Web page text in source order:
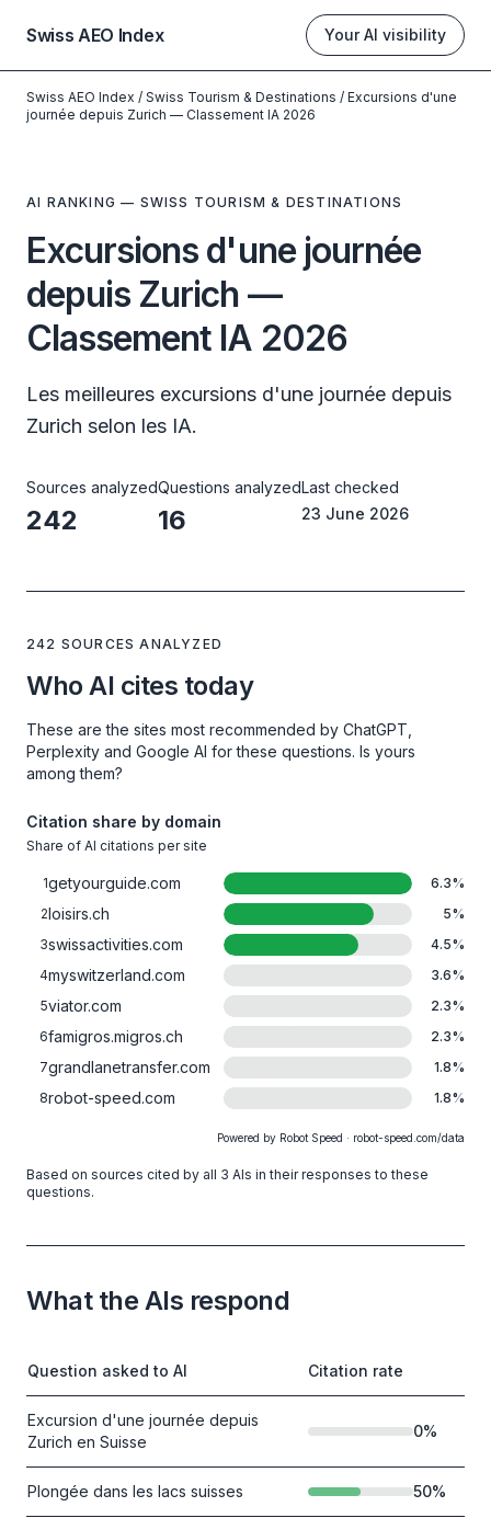
Swiss AEO Index Your AI visibility
Swiss AEO Index / Swiss Tourism & Destinations / Excursions d'une
journée depuis Zurich — Classement IA 2026
AI RANKING — SWISS TOURISM & DESTINATIONS
Excursions d'une journée
depuis Zurich —
Classement IA 2026
Les meilleures excursions d'une journée depuis
Zurich selon les IA.
Sources analyzed
242
Questions analyzed
16
Last checked
23 June 2026
242 SOURCES ANALYZED
Who AI cites today
These are the sites most recommended by ChatGPT,
Perplexity and Google AI for these questions. Is yours
among them?
Citation share by domain
Share of AI citations per site
1getyourguide.com 6.3%
2loisirs.ch 5%
3swissactivities.com 4.5%
4myswitzerland.com 3.6%
5viator.com 2.3%
6famigros.migros.ch 2.3%
7grandlanetransfer.com 1.8%
8robot-speed.com 1.8%
Powered by Robot Speed · robot-speed.com/data
Based on sources cited by all 3 AIs in their responses to these
questions.
What the AIs respond
Question asked to AI Citation rate
Excursion d'une journée depuis
Zurich en Suisse
0%
Plongée dans les lacs suisses 50%